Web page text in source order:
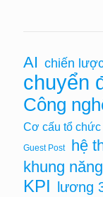
AI chiến
chuyển
Công
Cơ cấu tổ chức
Guest Post hệ
khung
KPI lương